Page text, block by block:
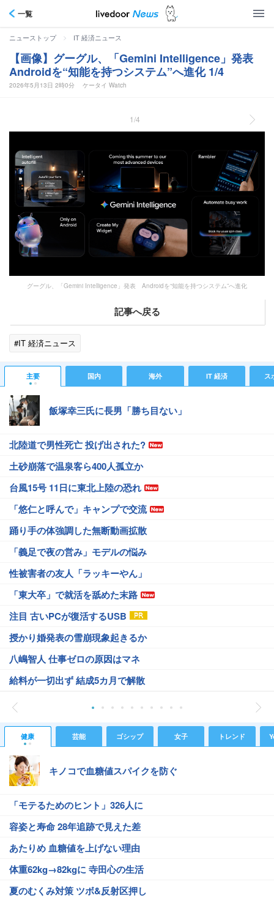
一覧
ニューストップ > IT 経済ニュース
【画像】グーグル、「Gemini Intelligence」発表
Androidを“知能を持つシステム”へ進化 1/4
2026年5月13日 2時0分 ケータイ Watch
1/4
グーグル、「Gemini Intelligence」発表 Androidを“知能を持つシステム”へ進化
記事へ戻る
#IT 経済ニュース
主要 国内 海外 IT 経済 ス
飯塚幸三氏に長男「勝ち目ない」
北陸道で男性死亡 投げ出された?
土砂崩落で温泉客ら400人孤立か
台風15号 11日に東北上陸の恐れ
「悠仁と呼んで」キャンプで交流
踊り手の体強調した無断動画拡散
「義足で夜の営み」モデルの悩み
性被害者の友人「ラッキーやん」
「東大卒」で就活を舐めた末路
注目 古いPCが復活するUSB
授かり婚発表の雪崩現象起きるか
八嶋智人 仕事ゼロの原因はマネ
給料が一切出ず 結成5カ月で解散
健康 芸能 ゴシップ 女子 トレンド
キノコで血糖値スパイクを防ぐ
「モテるためのヒント」326人に
容姿と寿命 28年追跡で見えた差
あたりめ 血糖値を上げない理由
体重62kg→82kgに 寺田心の生活
夏のむくみ対策 ツボ&反射区押し